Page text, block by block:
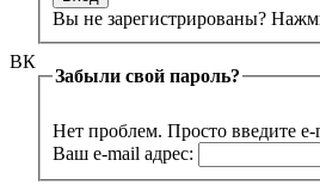
ВК
Вы не
Забыли свой пароль?
Нет проблем. Просто введите
Ваш e-mail адрес: